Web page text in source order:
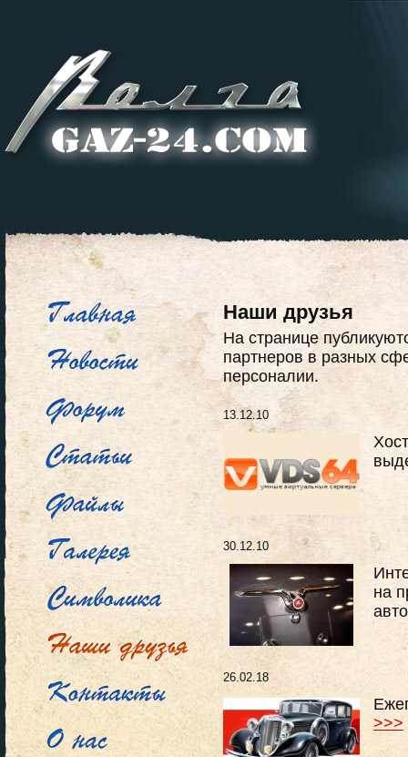
Наши друзья
На странице
партнеров в разных
персоналии.
13.12.10
30.12.10
на
26.02.18
>>>